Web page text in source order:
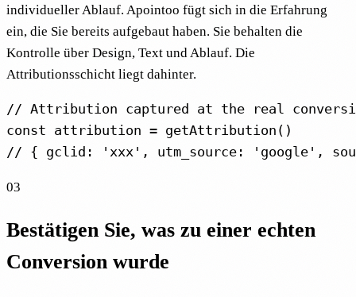
individueller Ablauf. Apointoo fügt sich in die Erfahrung
ein, die Sie bereits aufgebaut haben. Sie behalten die
Kontrolle über Design, Text und Ablauf. Die
Attributionsschicht liegt dahinter.
// Attribution captured at the real
const attribution = getAttribution()
// { gclid: 'xxx', utm_source: 'google',
03
Bestätigen Sie, was zu einer echten
Conversion wurde